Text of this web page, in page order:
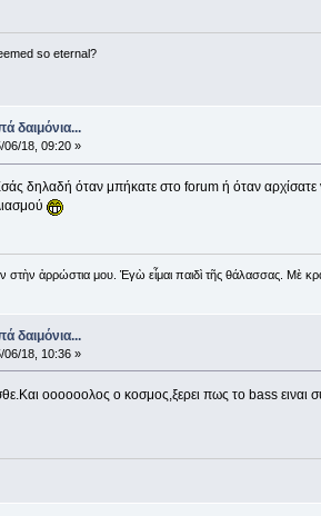
so eternal?
δαιμόνια...
06/18, 09:20 »
δηλαδή όταν μπήκατε στο forum ή όταν αρχίσατε
στὴν ἀρρώστια μου. Ἐγὼ εἶμαι παιδὶ τῆς θάλασσας. Μὲ
δαιμόνια...
06/18, 10:36 »
οοοοοολος ο κοσμος,ξερει πως το bass